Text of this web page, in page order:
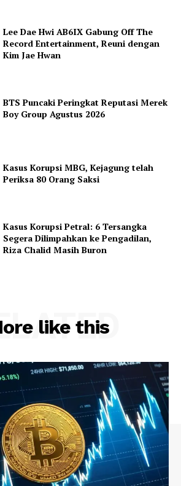
Lee Dae Hwi AB6IX Gabung Off The
Record Entertainment, Reuni dengan
Kim Jae Hwan
BTS Puncaki Peringkat Reputasi Merek
Boy Group Agustus 2026
Kasus Korupsi MBG, Kejagung telah
Periksa 80 Orang Saksi
Kasus Korupsi Petral: 6 Tersangka
Segera Dilimpahkan ke Pengadilan,
Riza Chalid Masih Buron
like this